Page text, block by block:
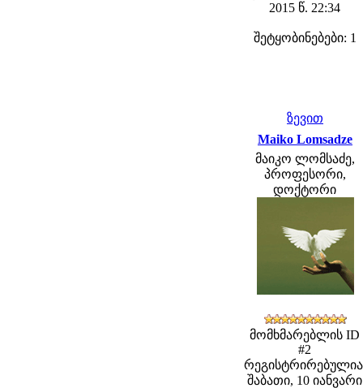
2015 წ. 22:34
შეტყობინებები: 1
ზევით
Maiko Lomsadze
მაიკო ლომსაძე,
პროფესორი,
დოქტორი
მომხმარებლის ID
#2
შაბათი, 10 იანვარი